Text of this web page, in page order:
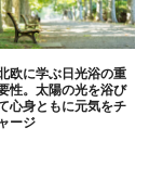
欧に学ぶ日光浴の重
性。太陽の光を浴び
心身ともに元気をチ
ージ